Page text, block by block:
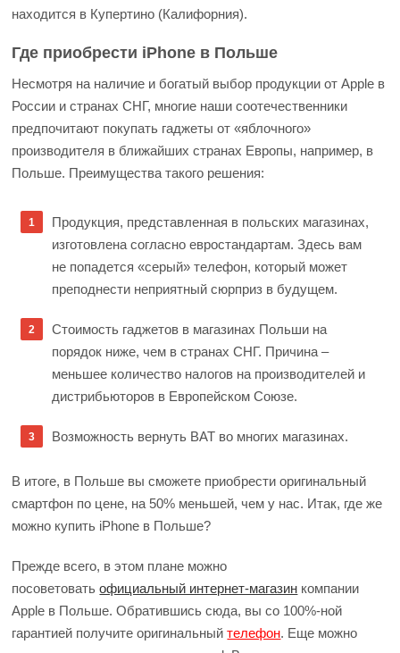
находится в Купертино (Калифорния).
Где приобрести iPhone в Польше
Несмотря на наличие и богатый выбор продукции от Apple в
России и странах СНГ, многие наши соотечественники
предпочитают покупать гаджеты от «яблочного»
производителя в ближайших странах Европы, например, в
Польше. Преимущества такого решения:
Продукция, представленная в польских магазинах,
изготовлена согласно евростандартам. Здесь вам
не попадется «серый» телефон, который может
преподнести неприятный сюрприз в будущем.
Стоимость гаджетов в магазинах Польши на
порядок ниже, чем в странах СНГ. Причина –
меньшее количество налогов на производителей и
дистрибьюторов в Европейском Союзе.
Возможность вернуть ВАТ во многих магазинах.
В итоге, в Польше вы сможете приобрести оригинальный
смартфон по цене, на 50% меньшей, чем у нас. Итак, где же
можно купить iPhone в Польше?
Прежде всего, в этом плане можно
посоветоватьофициальный интернет-магазин компании
Apple в Польше. Обратившись сюда, вы со 100%-ной
гарантией получите оригинальныйтелефон. Еще можно